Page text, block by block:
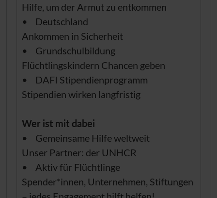
Hilfe, um der Armut zu entkommen
• Deutschland
Ankommen in Sicherheit
• Grundschulbildung
Flüchtlingskindern Chancen geben
• DAFI Stipendienprogramm
Stipendien wirken langfristig
Wer ist mit dabei
• Gemeinsame Hilfe weltweit
Unser Partner: der UNHCR
• Aktiv für Flüchtlinge
Spender*innen, Unternehmen, Stiftungen